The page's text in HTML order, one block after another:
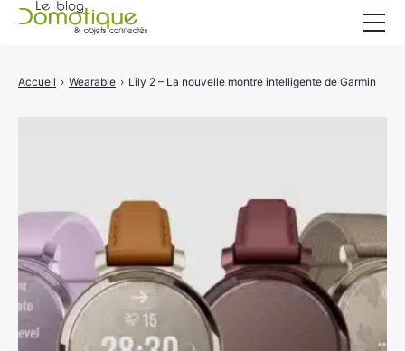
Accueil › Wearable › Lily 2 – La nouvelle montre intelligente de Garmin